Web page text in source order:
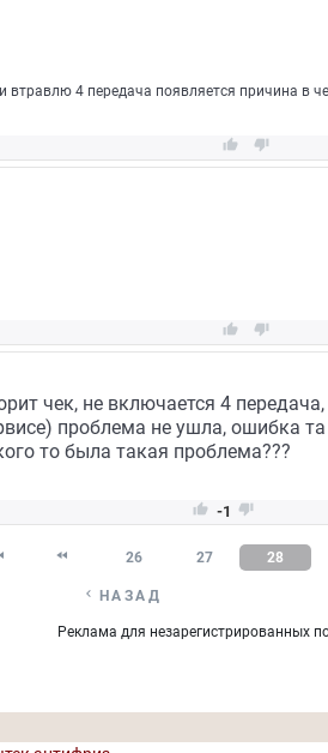
4 передача появляется причина в
 
 
чек, не включается 4
проблема не ушла, ошибка
то была такая проблема???
 -1 
 26 27 28
 НАЗАД
Реклама для незарегистрированных